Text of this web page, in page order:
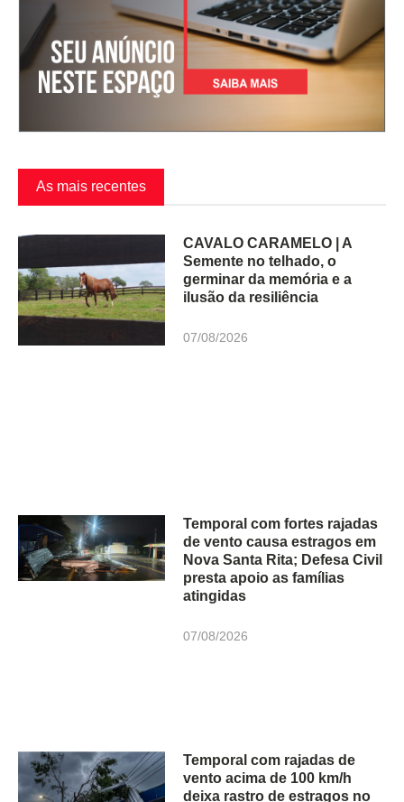
As mais recentes
CAVALO CARAMELO | A
Semente no telhado, o
germinar da memória e a
ilusão da resiliência
07/08/2026
Temporal com fortes rajadas
de vento causa estragos em
Nova Santa Rita; Defesa Civil
presta apoio as famílias
atingidas
07/08/2026
Temporal com rajadas de
vento acima de 100 km/h
deixa rastro de estragos no